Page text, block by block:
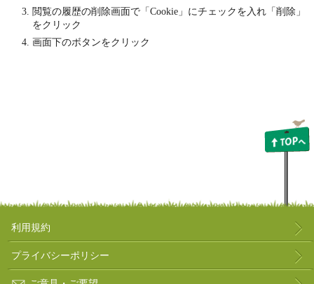
閲覧の履歴の削除画面で「Cookie」にチェックを入れ「削除」
をクリック
画面下のボタンをクリック
利用規約
プライバシーポリシー